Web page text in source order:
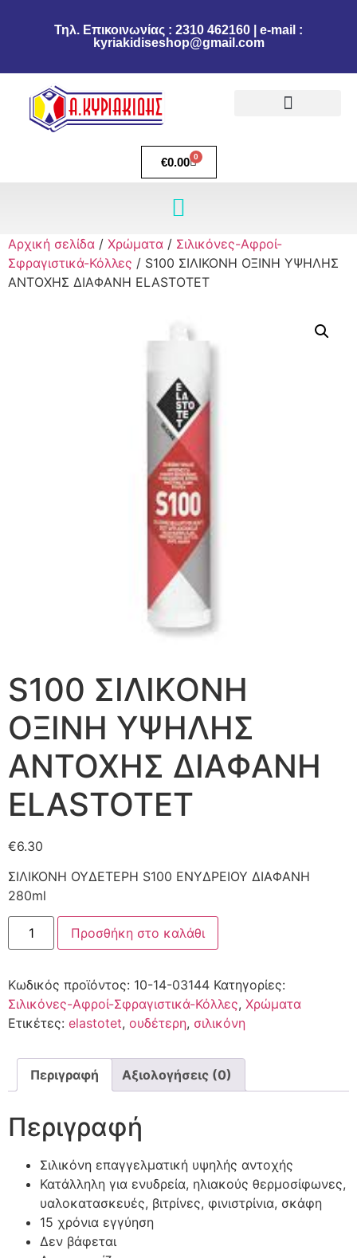
Τηλ. Επικοινωνίας : 2310 462160 | e-mail :
kyriakidiseshop@gmail.com
€0.00 0
Αρχική σελίδα / Χρώματα / Σιλικόνες-Αφροί-
Σφραγιστικά-Κόλλες / S100 ΣΙΛΙΚΟΝΗ ΟΞΙΝΗ ΥΨΗΛΗΣ
ΑΝΤΟΧΗΣ ΔΙΑΦΑΝΗ ELASTOTET
S100 ΣΙΛΙΚΟΝΗ
ΟΞΙΝΗ ΥΨΗΛΗΣ
ΑΝΤΟΧΗΣ ΔΙΑΦΑΝΗ
ELASTOTET
€6.30
ΣΙΛΙΚΟΝΗ ΟΥ∆ΕΤΕΡΗ S100 ΕΝΥ∆ΡΕΙΟΥ ∆ΙΑΦΑΝΗ
280ml
Προσθήκη στο καλάθι
Κωδικός προϊόντος: 10-14-03144 Κατηγορίες:
Σιλικόνες-Αφροί-Σφραγιστικά-Κόλλες, Χρώματα
Ετικέτες: elastotet, ουδέτερη, σιλικόνη
Περιγραφή Αξιολογήσεις (0)
Περιγραφή
Σιλικόνη επαγγελματική υψηλής αντοχής
Κατάλληλη για ενυδρεία, ηλιακούς θερμοσίφωνες,
υαλοκατασκευές, βιτρίνες, φινιστρίνια, σκάφη
15 χρόνια εγγύηση
Δεν βάφεται